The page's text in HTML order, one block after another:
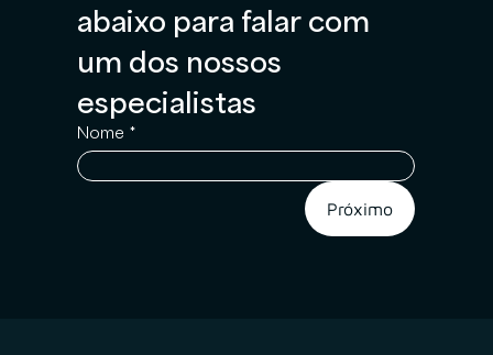
abaixo para falar com
um dos nossos
especialistas
Nome *
Próximo